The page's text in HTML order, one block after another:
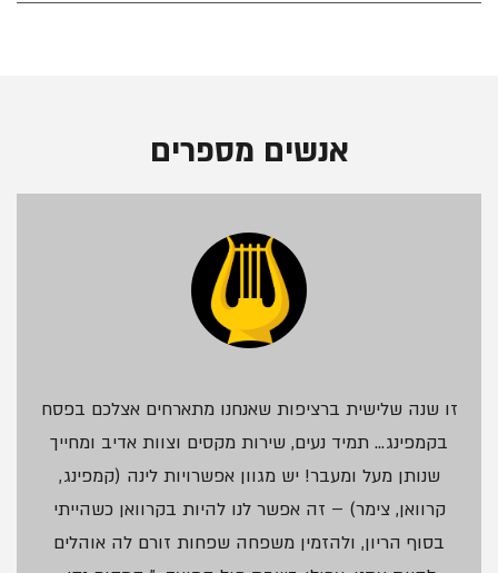
אנשים מספרים
ליאת
ר,
קמפינג
ביער
השלום
זו שנה שלישית ברציפות שאנחנו מתארחים אצלכם בפסח
בקמפינג… תמיד נעים, שירות מקסים וצוות אדיב ומחייך
שנותן מעל ומעבר! יש מגוון אפשרויות לינה (קמפינג,
קרוואן, צימר) – זה אפשר לנו להיות בקרוואן כשהייתי
בסוף הריון, ולהזמין משפחה שפחות זורם לה אוהלים